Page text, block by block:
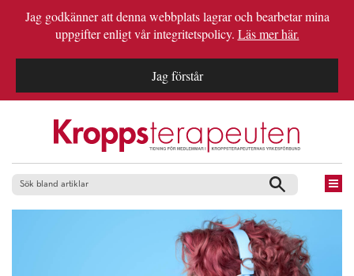
Jag godkänner att denna webbplats lagrar och bearbetar mina
uppgifter enligt vår integritetspolicy. Läs mer här.
Jag förstår